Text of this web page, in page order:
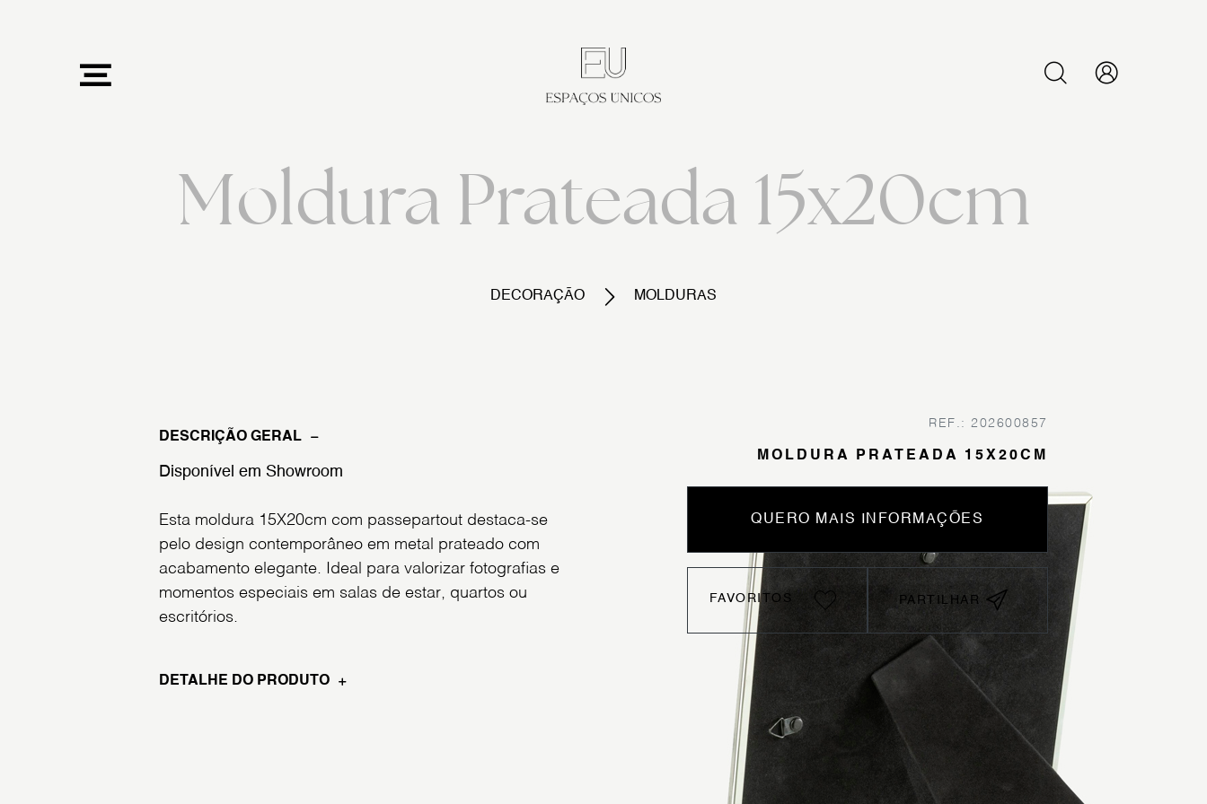
Moldura Prateada 15x20cm
DECORAÇÃO MOLDURAS
DESCRIÇÃO GERAL
Disponível em Showroom
Esta moldura 15X20cm com passepartout destaca-se
pelo design contemporâneo em metal prateado com
acabamento elegante. Ideal para valorizar fotografias e
momentos especiais em salas de estar, quartos ou
escritórios.
DETALHE DO PRODUTO
REF.: 202600857
MOLDURA PRATEADA 15X20CM
QUERO MAIS INFORMAÇÕES
FAVORITOS PARTILHAR